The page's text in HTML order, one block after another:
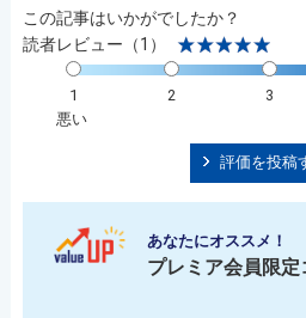
この記事はいかがでしたか？
読者レビュー（1）
1 2 3
悪い
評価を投稿
あなたにオススメ！
プレミア会員限定